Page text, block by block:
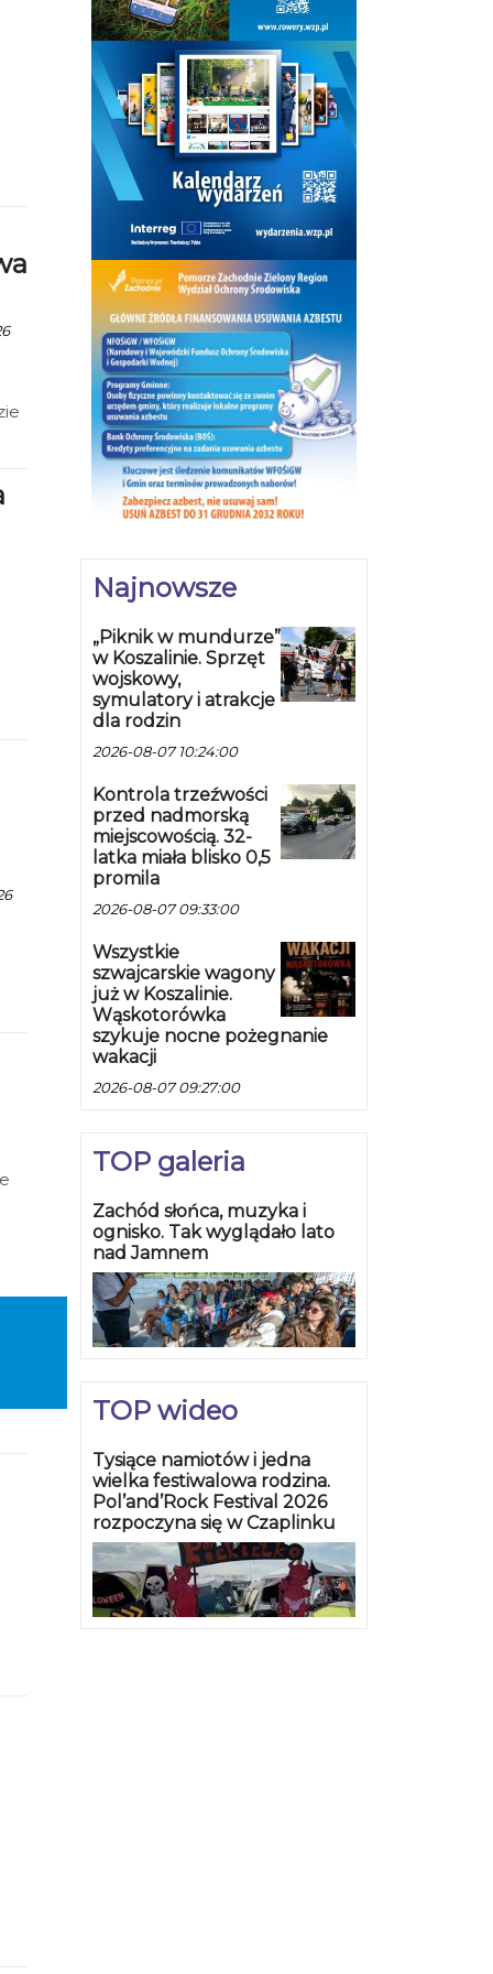
Najnowsze
„Piknik w mundurze”
w Koszalinie. Sprzęt
wojskowy,
symulatory i atrakcje
dla rodzin
2026-08-07 10:24:00
Kontrola trzeźwości
przed nadmorską
miejscowością. 32-
latka miała blisko 0,5
promila
2026-08-07 09:33:00
Wszystkie
szwajcarskie wagony
już w Koszalinie.
Wąskotorówka
szykuje nocne pożegnanie
wakacji
2026-08-07 09:27:00
TOP galeria
Zachód słońca, muzyka i
ognisko. Tak wyglądało lato
nad Jamnem
TOP wideo
Tysiące namiotów i jedna
wielka festiwalowa rodzina.
Pol’and’Rock Festival 2026
rozpoczyna się w Czaplinku